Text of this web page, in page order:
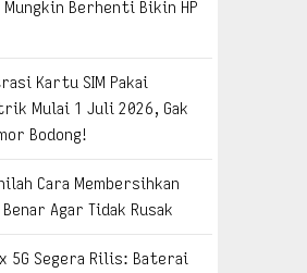
Mungkin Berhenti Bikin HP
Kartu SIM Pakai
Mulai 1 Juli 2026, Gak
Bodong!
Cara Membersihkan
Benar Agar Tidak Rusak
5G Segera Rilis: Baterai